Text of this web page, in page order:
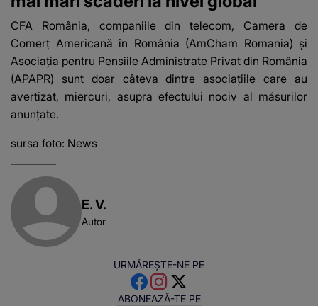
CFA România, companiile din telecom, Camera de
Comerţ Americană în România (AmCham Romania) şi
Asociaţia pentru Pensiile Administrate Privat din România
(APAPR) sunt doar câteva dintre asociaţiile care au
avertizat, miercuri, asupra efectului nociv al măsurilor
anunţate.
sursa foto: News
E. V.
Autor
URMĂREȘTE-NE PE
ABONEAZĂ-TE PE